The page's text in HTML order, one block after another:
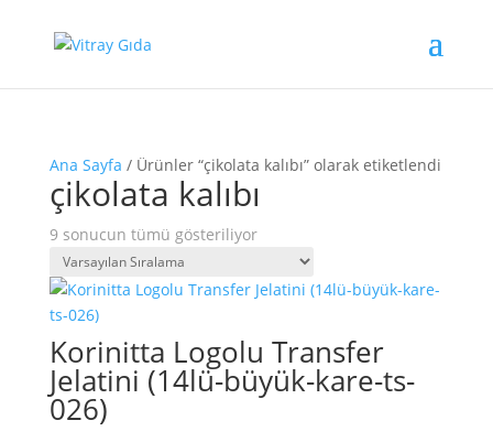
Ana Sayfa / Ürünler “çikolata kalıbı” olarak etiketlendi
çikolata kalıbı
9 sonucun tümü gösteriliyor
Korinitta Logolu Transfer
Jelatini (14lü-büyük-kare-ts-
026)